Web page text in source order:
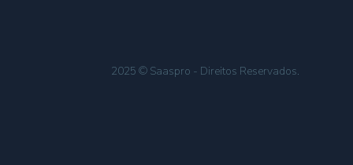
2025 © Saaspro - Direitos Reservados.